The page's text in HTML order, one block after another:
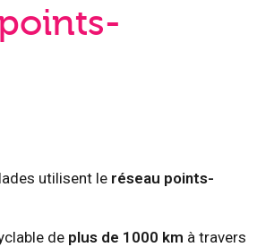
utilisent le réseau points-
de plus de 1000 km à travers